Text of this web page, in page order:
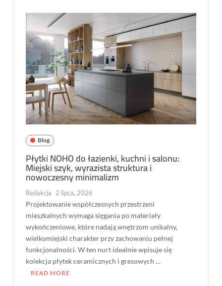
Blog
Płytki NOHO do łazienki, kuchni i salonu:
Miejski szyk, wyrazista struktura i
nowoczesny minimalizm
Redakcja 2 lipca, 2026
Projektowanie współczesnych przestrzeni
mieszkalnych wymaga sięgania po materiały
wykończeniowe, które nadają wnętrzom unikalny,
wielkomiejski charakter przy zachowaniu pełnej
funkcjonalności. W ten nurt idealnie wpisuje się
kolekcja płytek ceramicznych i gresowych …
READ MORE